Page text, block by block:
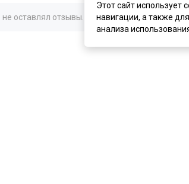
оставлял отзывы. Будьте первым!
Этот сайт использует
навигации, а также
анализа